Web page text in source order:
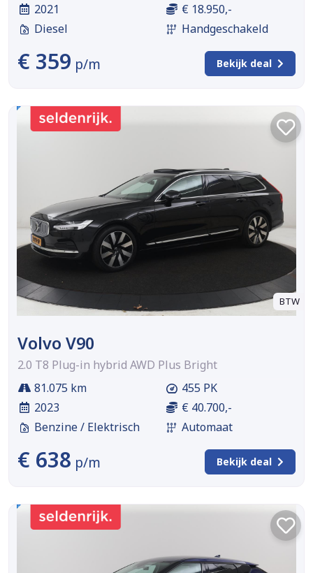
2021
Diesel
€ 18.950,-
Handgeschakeld
€ 359 p/m Bekijk deal
BTW
Volvo V90
2.0 T8 Plug-in hybrid AWD Plus Bright
81.075 km
2023
Benzine / Elektrisch
455 PK
€ 40.700,-
Automaat
€ 638 p/m Bekijk deal